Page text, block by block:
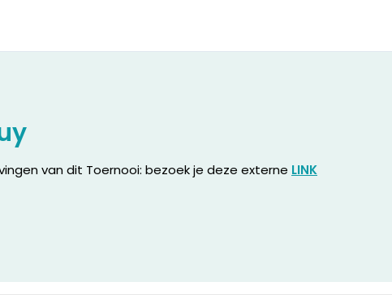
van dit Toernooi: bezoek je deze externe LINK